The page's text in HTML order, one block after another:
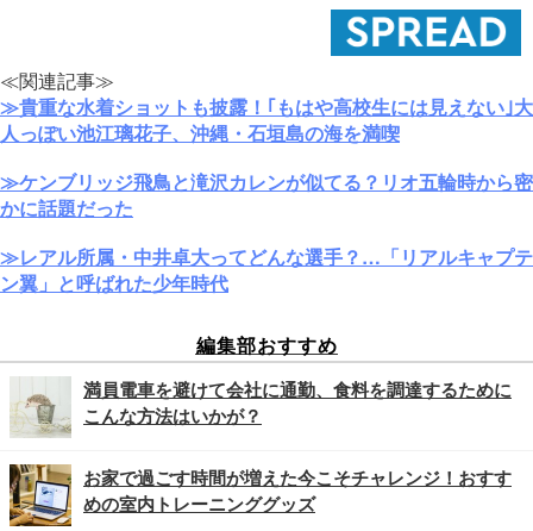
≪関連記事≫
≫貴重な水着ショットも披露！｢もはや高校生には見えない｣大
人っぽい池江璃花子、沖縄・石垣島の海を満喫
≫ケンブリッジ飛鳥と滝沢カレンが似てる？リオ五輪時から密
かに話題だった
≫レアル所属・中井卓大ってどんな選手？…「リアルキャプテ
ン翼」と呼ばれた少年時代
編集部おすすめ
満員電車を避けて会社に通勤、食料を調達するために
こんな方法はいかが？
お家で過ごす時間が増えた今こそチャレンジ！おすす
めの室内トレーニンググッズ